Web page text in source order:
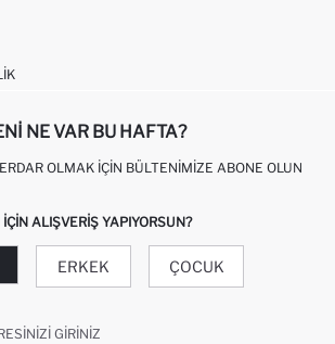
NE VAR BU HAFTA?
OLMAK İÇIN BÜLTENIMIZE ABONE OLUN
IÇIN ALIŞVERIŞ YAPIYORSUN?
ERKEK ÇOCUK
GIRINIZ